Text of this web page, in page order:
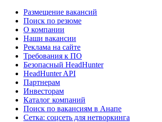
Размещение вакансий
Поиск по резюме
О компании
Наши вакансии
Реклама на сайте
Требования к ПО
Безопасный HeadHunter
HeadHunter API
Партнерам
Инвесторам
Каталог компаний
Поиск по вакансиям в Анапе
Сетка: соцсеть для нетворкинга